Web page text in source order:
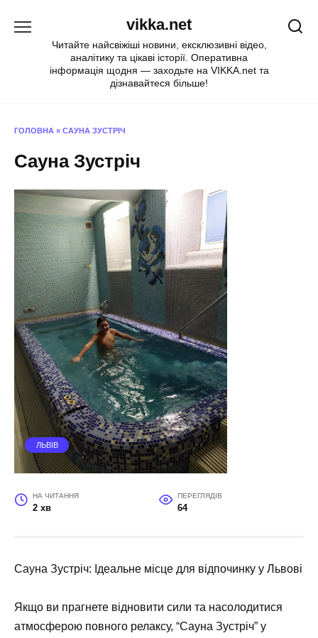
vikka.net
Читайте найсвіжіші новини, ексклюзивні відео,
аналітику та цікаві історії. Оперативна
інформація щодня — заходьте на VIKKA.net та
дізнавайтеся більше!
ГОЛОВНА » САУНА ЗУСТРІЧ
Сауна Зустріч
ЛЬВІВ
НА ЧИТАННЯ
2 хв
ПЕРЕГЛЯДІВ
64
Сауна Зустріч: Ідеальне місце для відпочинку у Львові
Якщо ви прагнете відновити сили та насолодитися
атмосферою повного релаксу, “Сауна Зустріч” у